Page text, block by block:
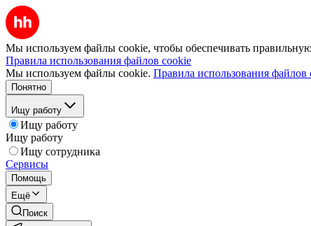
Мы используем файлы cookie, чтобы обеспечивать
Правила использования файлов cookie
Мы используем файлы cookie. Правила использования файлов
Понятно
Ищу работу
Ищу работу
Ищу работу
Ищу сотрудника
Сервисы
Помощь
Ещё
Поиск